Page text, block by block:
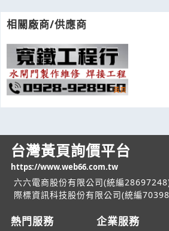
相關廠商/供應商
台灣黃頁詢價平台
https://www.web66.com.tw
六六電商股份有限公司(統編
際標資訊科技股份有限公司(統編
熱門服務 企業服務